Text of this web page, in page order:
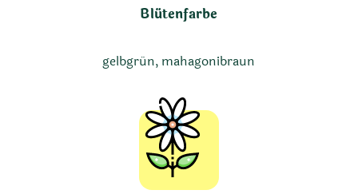
Blütenfarbe
gelbgrün, mahagonibraun